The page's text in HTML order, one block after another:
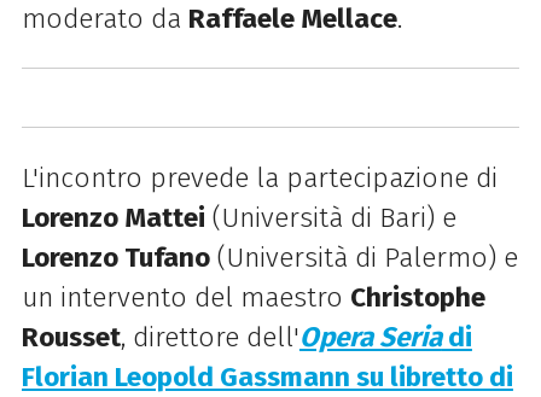
moderato da Raffaele Mellace.
L'incontro prevede la partecipazione di
Lorenzo Mattei (Università di Bari) e
Lorenzo Tufano(Università di Palermo) e
un intervento del maestro Christophe
Rousset, direttore dell'Opera Seriadi
Florian Leopold Gassmann su libretto di